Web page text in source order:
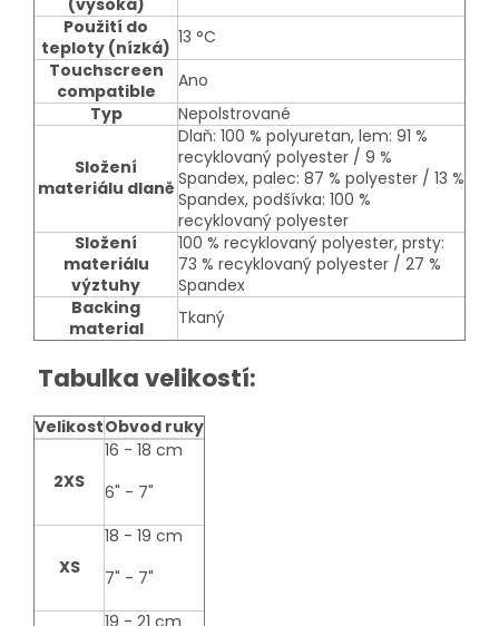
Použití do
teploty (nízká) 13 °C
Touchscreen
compatible
Ano
Typ
Nepolstrované
Složení
materiálu dlaně
Dlaň: 100 % polyuretan, lem: 91 %
recyklovaný polyester / 9 %
Spandex, palec: 87 % polyester / 13 %
Spandex, podšívka: 100 %
recyklovaný polyester
Složení
materiálu
výztuhy
100 % recyklovaný polyester, prsty:
73 % recyklovaný polyester / 27 %
Spandex
Backing
material
Tkaný
Tabulka velikostí:
size-
VelikostObvod ruky
2XS
16 - 18 cm
6" - 7"
XS
18 - 19 cm
7" - 7"
19 - 21 cm